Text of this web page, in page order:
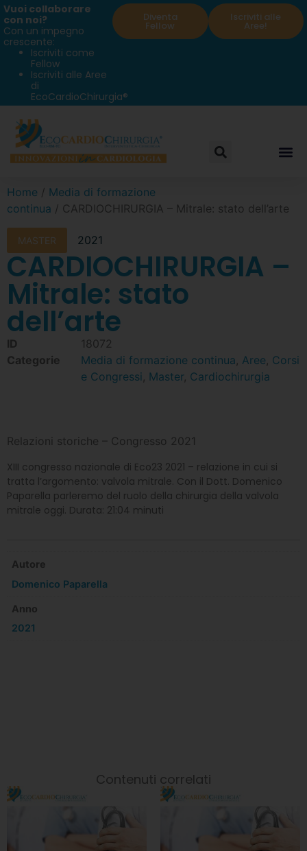
Vuoi collaborare
con noi?
Con un impegno
crescente:
Iscriviti come
Fellow
Iscriviti alle Aree
di
EcoCardioChirurgia®
Diventa
Fellow
Iscriviti alle
Aree!
Home / Media di formazione
continua / CARDIOCHIRURGIA – Mitrale: stato dell’arte
MASTER 2021
CARDIOCHIRURGIA –
Mitrale: stato
dell’arte
ID
18072
Categorie
Media di formazione continua, Aree, Corsi
e Congressi, Master, Cardiochirurgia
Relazioni storiche – Congresso 2021
XIII congresso nazionale di Eco23 2021 – relazione in cui si
tratta l’argomento: valvola mitrale. Con il Dott. Domenico
Paparella parleremo del ruolo della chirurgia della valvola
mitrale oggi. Durata: 21:04 minuti
Autore
Domenico Paparella
Anno
2021
Contenuti correlati